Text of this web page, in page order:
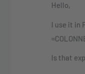
Hello,
I use it in
Is that